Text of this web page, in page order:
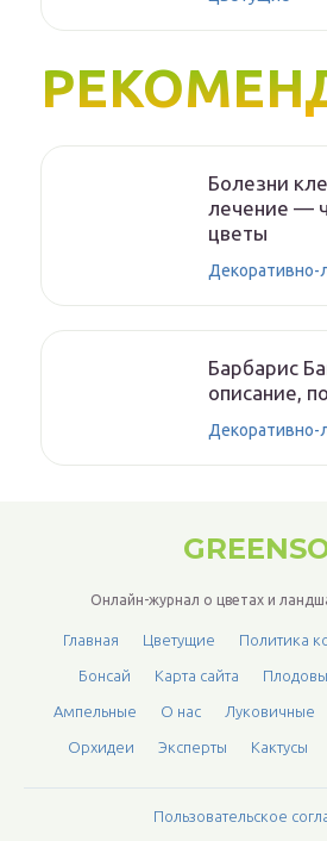
Болезни
лечение —
цветы
Декоративно-
Барбарис
описание,
Декоративно-
Онлайн-журнал о цветах и
Главная Цветущие Политика
Бонсай Карта сайта
Ампельные О нас Луковичные
Орхидеи Эксперты Кактусы
Пользовательское